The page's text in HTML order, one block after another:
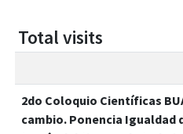
Total visits
2do Coloquio Científicas
cambio. Ponencia Igualdad